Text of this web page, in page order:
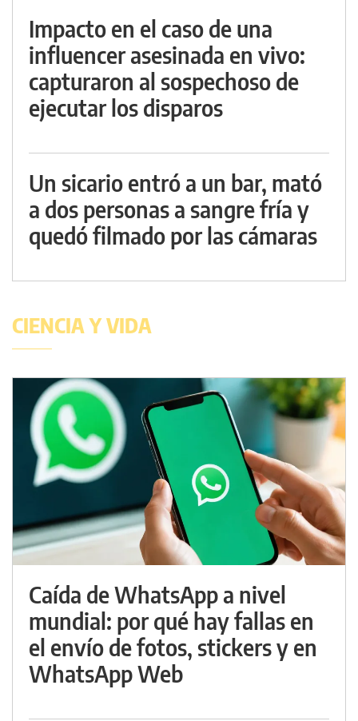
Impacto en el caso de una
influencer asesinada en vivo:
capturaron al sospechoso de
ejecutar los disparos
Un sicario entró a un bar, mató
a dos personas a sangre fría y
quedó filmado por las cámaras
CIENCIA Y VIDA
Caída de WhatsApp a nivel
mundial: por qué hay fallas en
el envío de fotos, stickers y en
WhatsApp Web